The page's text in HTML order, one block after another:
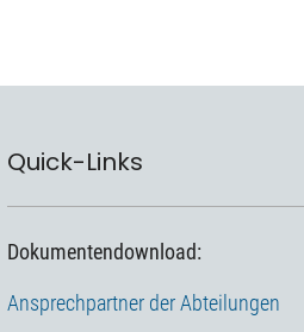
Quick-Links
Dokumentendownload:
Ansprechpartner der Abteilungen